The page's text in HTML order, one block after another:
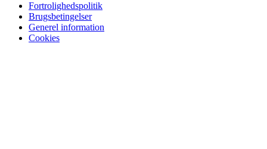
Fortrolighedspolitik
Brugsbetingelser
Generel information
Cookies